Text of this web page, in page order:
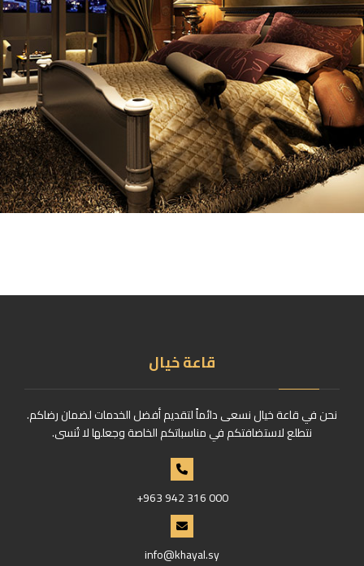
قاعة خيال
نحن في قاعة خيال نسعى دائماً لتقديم أفضل الخدمات لضمان رضاكم.
نتطلع لاستضافتكم في مناسباتكم الخاصة وجعلها لا تُنسى.
+963 942 316 000
info@khayal.sy